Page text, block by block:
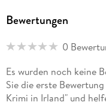
Bewertungen
0
Es wurden noch keine
Sie die erste
Krimi in Irland" und